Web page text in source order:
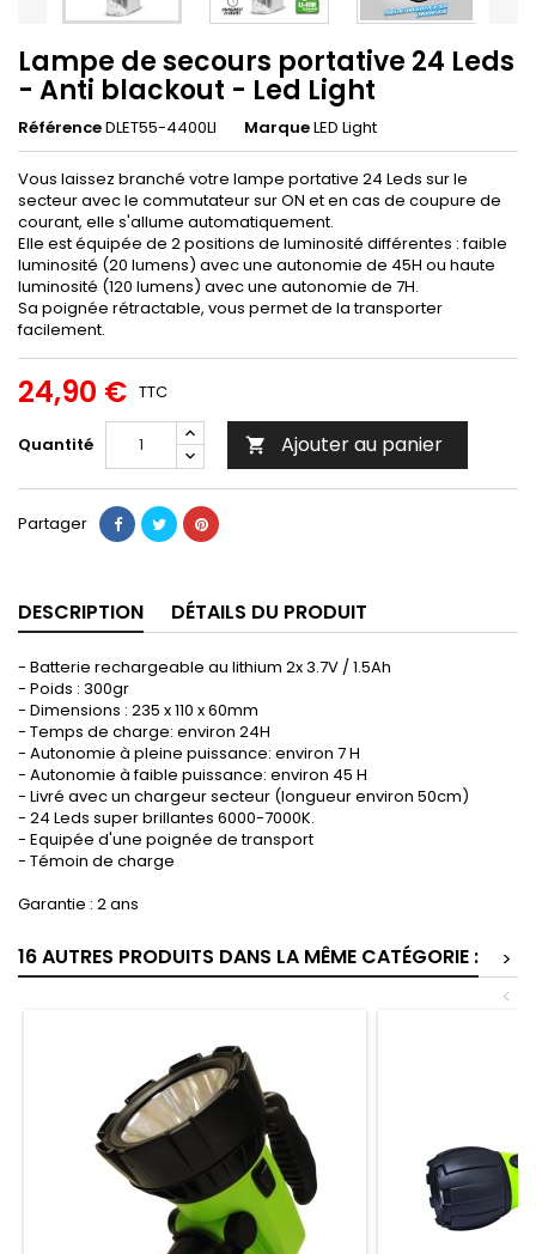
Lampe de secours portative 24 Leds
- Anti blackout - Led Light
RéférenceDLET55-4400LI MarqueLED Light
Vous laissez branché votre lampe portative 24 Leds sur le
secteur avec le commutateur sur ON et en cas de coupure de
courant, elle s'allume automatiquement.
Elle est équipée de 2 positions de luminosité différentes : faible
luminosité (20 lumens) avec une autonomie de 45H ou haute
luminosité (120 lumens) avec une autonomie de 7H.
Sa poignée rétractable, vous permet de la transporter
facilement.
24,90 € TTC
Quantité  Ajouter au panier
Partager
DESCRIPTION DÉTAILS DU PRODUIT
- Batterie rechargeable au lithium 2x 3.7V / 1.5Ah
- Poids : 300gr
- Dimensions : 235 x 110 x 60mm
- Temps de charge: environ 24H
- Autonomie à pleine puissance: environ 7 H
- Autonomie à faible puissance: environ 45 H
- Livré avec un chargeur secteur (longueur environ 50cm)
- 24 Leds super brillantes 6000-7000K.
- Equipée d'une poignée de transport
- Témoin de charge
Garantie : 2 ans
16 AUTRES PRODUITS DANS LA MÊME CATÉGORIE :
>
<